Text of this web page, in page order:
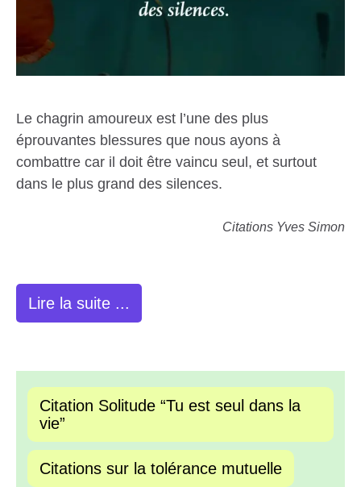
Le chagrin amoureux est l’une des plus
éprouvantes blessures que nous ayons à
combattre car il doit être vaincu seul, et surtout
dans le plus grand des silences.
Citations Yves Simon
Lire la suite ...
Citation Solitude “Tu est seul dans la
vie”
Citations sur la tolérance mutuelle